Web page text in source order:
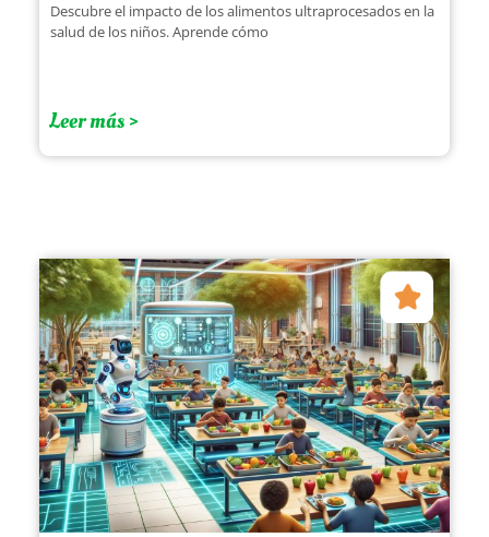
Descubre el impacto de los alimentos ultraprocesados en la
salud de los niños. Aprende cómo
Leer más >